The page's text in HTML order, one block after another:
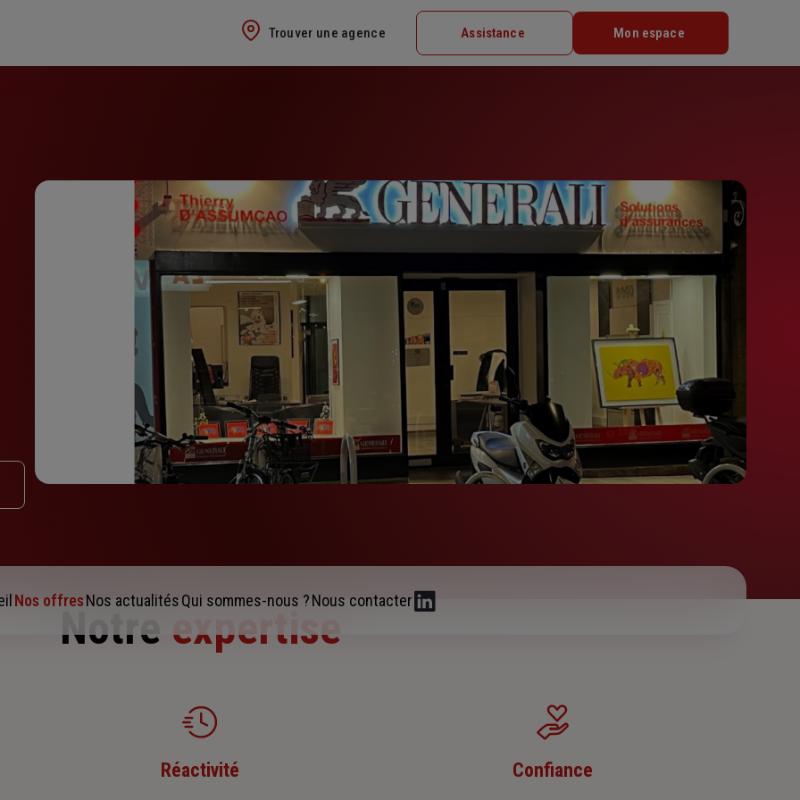
Trouver une agence Assistance Mon espace
Nos offresNos actualitésQui sommes-nous ?Nous contacter
Notre expertise
Réactivité Confiance